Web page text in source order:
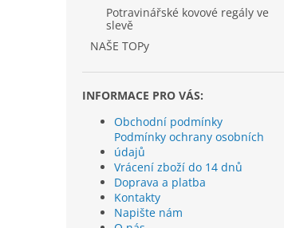
Potravinářské kovové regály ve
slevě
NAŠE TOPy
INFORMACE PRO VÁS:
Obchodní podmínky
Podmínky ochrany osobních
údajů
Vrácení zboží do 14 dnů
Doprava a platba
Kontakty
Napište nám